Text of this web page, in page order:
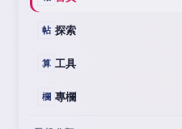
帖 探索
算 工具
欄 專欄